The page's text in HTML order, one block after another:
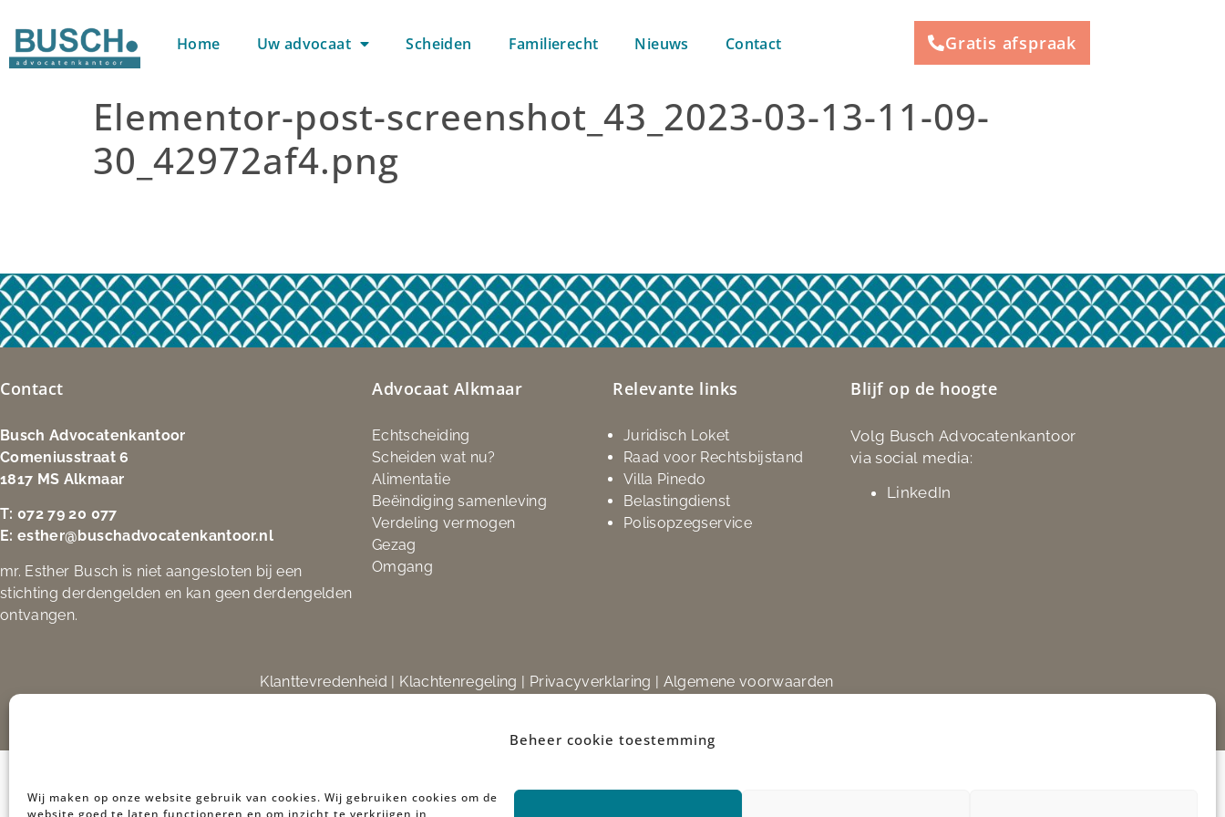
Beheer cookie toestemming
Wij maken op onze website gebruik van cookies. Wij gebruiken cookies om de
website goed te laten functioneren en om inzicht te verkrijgen in
Home Uw advocaat Scheiden Familierecht Nieuws Contact Gratis afspraak
Elementor-post-screenshot_43_2023-03-13-11-09-
30_42972af4.png
Contact
Busch Advocatenkantoor
Comeniusstraat 6
1817 MS Alkmaar
T:072 79 20 077
E:esther@buschadvocatenkantoor.nl
mr. Esther Busch is niet aangesloten bij een
stichting derdengelden en kan geen derdengelden
ontvangen.
Advocaat Alkmaar
Echtscheiding
Scheiden wat nu?
Alimentatie
Beëindiging samenleving
Verdeling vermogen
Gezag
Omgang
Relevante links
Juridisch Loket
Raad voor Rechtsbijstand
Villa Pinedo
Belastingdienst
Polisopzegservice
Blijf op de hoogte
Volg Busch Advocatenkantoor
via social media:
LinkedIn
Klanttevredenheid Klachtenregeling Privacyverklaring Algemene voorwaarden